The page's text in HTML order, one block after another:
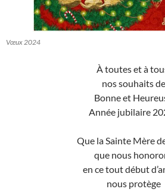
Vœux 2024
À toutes et à
nos souhaits de
Bonne et
Année jubilaire
Que la Sainte Mère
que nous
en ce tout début
nous protège